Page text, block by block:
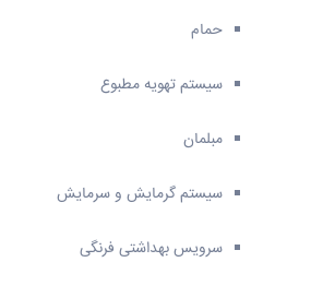
حمام
سیستم تهویه مطبوع
مبلمان
سیستم گرمایش و سرمایش
سرویس بهداشتی فرنگی